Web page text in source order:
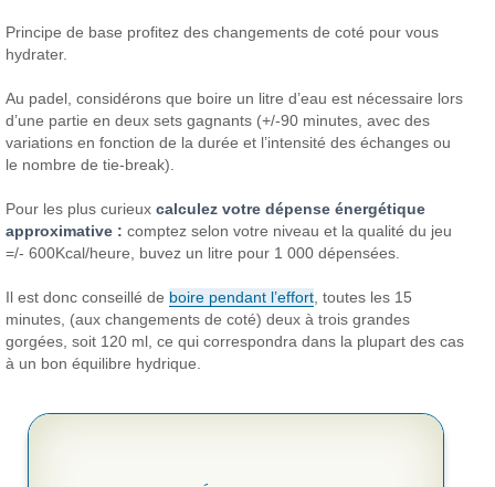
Principe de base profitez des changements de coté pour vous
hydrater.
Au padel, considérons que boire un litre d’eau est nécessaire lors
d’une partie en deux sets gagnants (+/-90 minutes, avec des
variations en fonction de la durée et l’intensité des échanges ou
le nombre de tie-break).
Pour les plus curieuxcalculez votre dépense énergétique
approximative : comptez selon votre niveau et la qualité du jeu
=/- 600Kcal/heure, buvez un litre pour 1 000 dépensées.
Il est donc conseillé de boire pendant l’effort , toutes les 15
minutes, (aux changements de coté) deux à trois grandes
gorgées, soit 120 ml, ce qui correspondra dans la plupart des cas
à un bon équilibre hydrique.